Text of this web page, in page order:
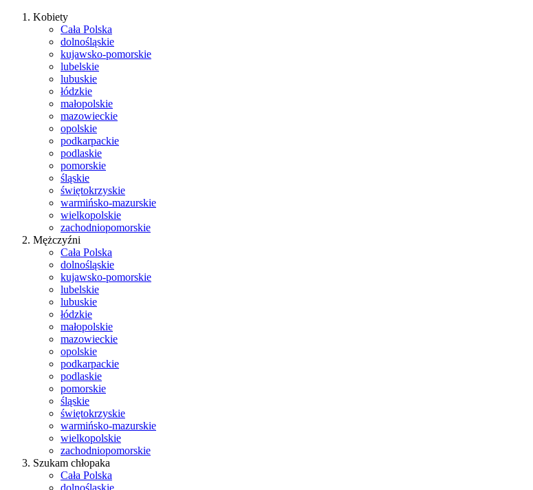
Kobiety
Cała Polska
dolnośląskie
kujawsko-pomorskie
lubelskie
lubuskie
łódzkie
małopolskie
mazowieckie
opolskie
podkarpackie
podlaskie
pomorskie
śląskie
świętokrzyskie
warmińsko-mazurskie
wielkopolskie
zachodniopomorskie
Mężczyźni
Cała Polska
dolnośląskie
kujawsko-pomorskie
lubelskie
lubuskie
łódzkie
małopolskie
mazowieckie
opolskie
podkarpackie
podlaskie
pomorskie
śląskie
świętokrzyskie
warmińsko-mazurskie
wielkopolskie
zachodniopomorskie
Szukam chłopaka
Cała Polska
dolnośląskie